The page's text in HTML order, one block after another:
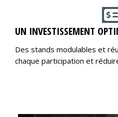
UN INVESTISSEMENT
Des stands modulables et
chaque participation et